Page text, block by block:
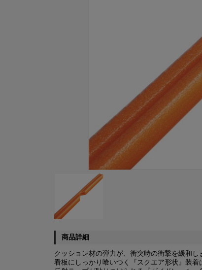
商品詳細
クッション材の弾力が、衝突時の衝撃を緩和し
看板にしっかり喰いつく『スクエア形状』装着